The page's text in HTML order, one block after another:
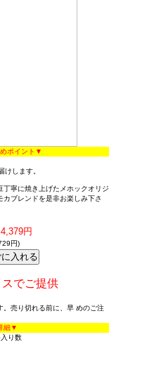
ポイント▼
けします。
丁寧に焼き上げたメホックオリジ
ブレンドを是非お楽しみ下さ
円
円)
でご提供
。売り切れる前に、早 めのご注
細▼
り数